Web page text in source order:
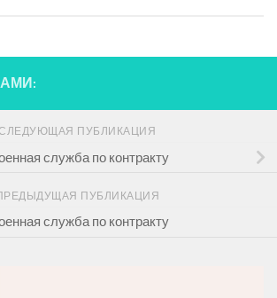
ПУБЛИКАЦИЯ
служба по контракту
ПУБЛИКАЦИЯ
служба по контракту